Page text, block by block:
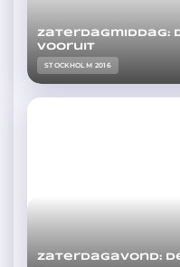
Zaterdagmiddag:
vooruit
STOCKHOLM 2016
Zaterdagavond: